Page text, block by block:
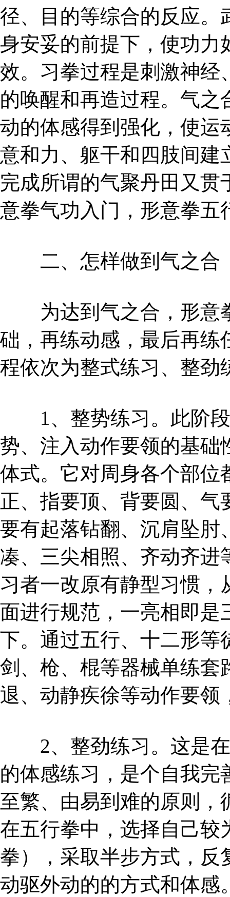
径、目的等综合的反应。
身安妥的前提下，使功力
效。习拳过程是刺激神经
的唤醒和再造过程。气
动的体感得到强化，使运
意和力、躯干和四肢间建
完成所谓的气聚丹田又
意拳气功入门，形意拳五
二、怎样做到气之合
为达到气之合，形意
础，再练动感，最后再练
程依次为整式练习、整劲
1、整势练习。此阶段
势、注入动作要领的基础
体式。它对周身各个部位
正、指要顶、背要圆、
要有起落钻翻、沉肩坠肘
凑、三尖相照、齐动齐进
习者一改原有静型习惯
面进行规范，一亮相即是
下。通过五行、十二形等
剑、枪、棍等器械单练套
退、动静疾徐等动作要领
2、整劲练习。这是在
的体感练习，是个自我
至繁、由易到难的原则，
在五行拳中，选择自己较
拳），采取半步方式，反
动驱外动的的方式和体感